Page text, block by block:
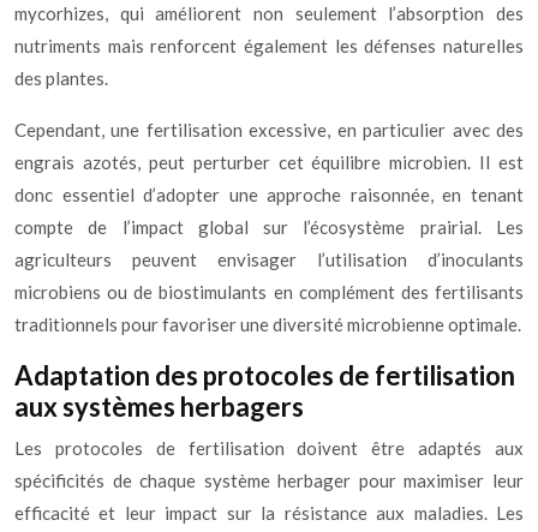
mycorhizes, qui améliorent non seulement l’absorption des
nutriments mais renforcent également les défenses naturelles
des plantes.
Cependant, une fertilisation excessive, en particulier avec des
engrais azotés, peut perturber cet équilibre microbien. Il est
donc essentiel d’adopter une approche raisonnée, en tenant
compte de l’impact global sur l’écosystème prairial. Les
agriculteurs peuvent envisager l’utilisation d’inoculants
microbiens ou de biostimulants en complément des fertilisants
traditionnels pour favoriser une diversité microbienne optimale.
Adaptation des protocoles de fertilisation
aux systèmes herbagers
Les protocoles de fertilisation doivent être adaptés aux
spécificités de chaque système herbager pour maximiser leur
efficacité et leur impact sur la résistance aux maladies. Les